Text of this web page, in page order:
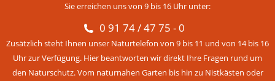
Sie erreichen uns von 9 bis 16 Uhr unter:
0 91 74 / 47 75 - 0
Zusätzlich steht Ihnen unser Naturtelefon von 9 bis 11 und von 14 bis 16
Uhr zur Verfügung. Hier beantworten wir direkt Ihre Fragen rund um
den Naturschutz. Vom naturnahen Garten bis hin zu Nistkästen oder